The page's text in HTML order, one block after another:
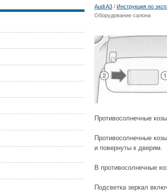
Audi A3 / Инструкция по
Оборудование салона
Противосолнечные
Противосолнечные
и повернуты к дверям.
В противосолнечные
Подсветка зеркал